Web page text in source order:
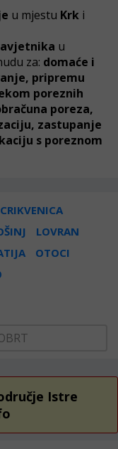
u mjestu Krki
u
za: domaće i
pripremu
poreznih
poreza,
zastupanje
s poreznom
CRIKVENICA
LOVRAN
OTOCI
Istre